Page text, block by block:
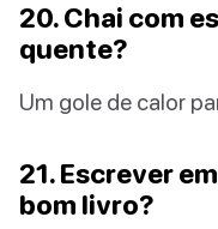
20. Chai com
quente?
Um gole de calor
21. Escrever
bom livro?